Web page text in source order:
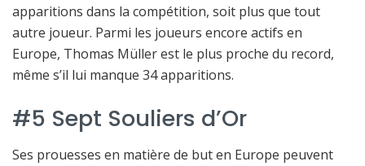
apparitions dans la compétition, soit plus que tout
autre joueur. Parmi les joueurs encore actifs en
Europe, Thomas Müller est le plus proche du record,
même s’il lui manque 34 apparitions.
#5 Sept Souliers d’Or
Ses prouesses en matière de but en Europe peuvent